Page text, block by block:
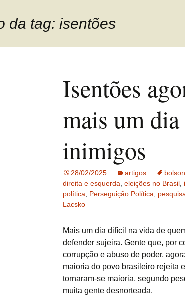
da tag: isentões
Isentões
mais um
inimigos
28/02/2025 artigos
direita e esquerda eleições no Brasil
política
Perseguição Política
Lacsko
Mais um dia difícil na vida de
defender sujeira. Gente que, por
corrupção e abuso de poder,
maioria do povo brasileiro rejeita
tornaram-se maioria, segundo
muita gente desnorteada.